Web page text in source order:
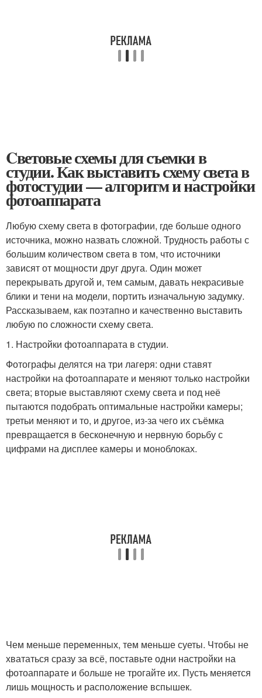
Cветовые схемы для съемки в
студии. Как выставить схему света в
фотостудии — алгоритм и настройки
фотоаппарата
Любую схему света в фотографии, где больше одного
источника, можно назвать сложной. Трудность работы с
большим количеством света в том, что источники
зависят от мощности друг друга. Один может
перекрывать другой и, тем самым, давать некрасивые
блики и тени на модели, портить изначальную задумку.
Рассказываем, как поэтапно и качественно выставить
любую по сложности схему света.
1. Настройки фотоаппарата в студии.
Фотографы делятся на три лагеря: одни ставят
настройки на фотоаппарате и меняют только настройки
света; вторые выставляют схему света и под неё
пытаются подобрать оптимальные настройки камеры;
третьи меняют и то, и другое, из-за чего их съёмка
превращается в бесконечную и нервную борьбу с
цифрами на дисплее камеры и моноблоках.
Чем меньше переменных, тем меньше суеты. Чтобы не
хвататься сразу за всё, поставьте одни настройки на
фотоаппарате и больше не трогайте их. Пусть меняется
лишь мощность и расположение вспышек.